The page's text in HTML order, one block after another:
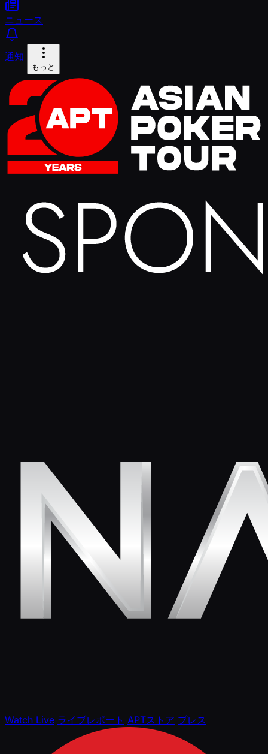
ニュース
通知
もっと
Watch Live ライブレポート APTストア プレス